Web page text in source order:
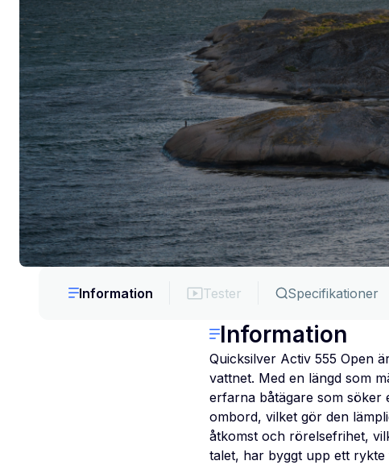
Information Tester Specifikationer
Information
Quicksilver Activ 555 Open
vattnet. Med en längd som
erfarna båtägare som söker
ombord, vilket gör den
åtkomst och rörelsefrihet,
talet, har byggt upp ett